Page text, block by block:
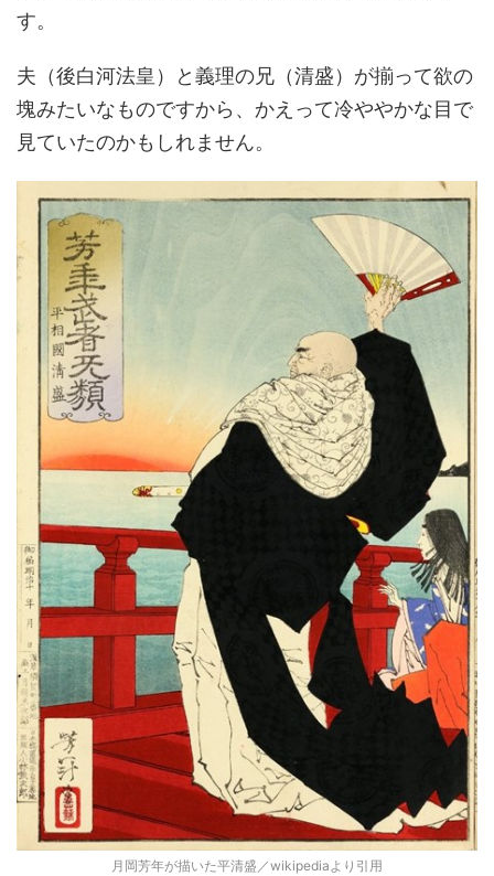
す。
夫（後白河法皇）と義理の兄（清盛）が揃って欲の
塊みたいなものですから、かえって冷ややかな目で
見ていたのかもしれません。
月岡芳年が描いた平清盛／wikipediaより引用